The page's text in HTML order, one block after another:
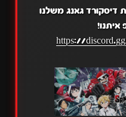
דיסקורד גאנג משלנו
https://